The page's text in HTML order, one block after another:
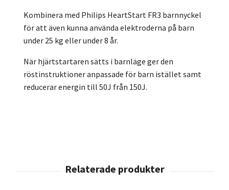
Kombinera med Philips HeartStart FR3 barnnyckel
för att även kunna använda elektroderna på barn
under 25 kg eller under 8 år.
När hjärtstartaren sätts i barnläge ger den
röstinstruktioner anpassade för barn istället samt
reducerar energin till 50J från 150J.